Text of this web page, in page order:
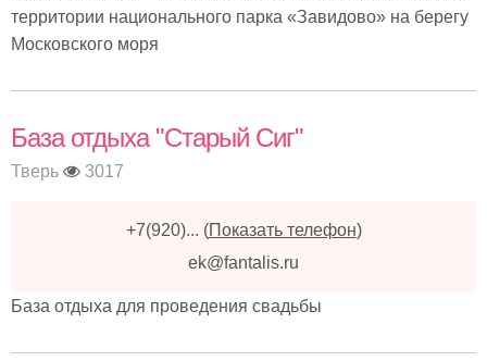
территории национального парка «Завидово» на берегу
Московского моря
База отдыха "Старый Сиг"
Тверь 3017
+7(920)... (Показать телефон)
ek@fantalis.ru
База отдыха для проведения свадьбы